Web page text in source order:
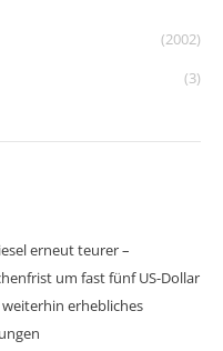
(2002)
(3)
erneut teurer –
um fast fünf US-Dollar
weiterhin erhebliches